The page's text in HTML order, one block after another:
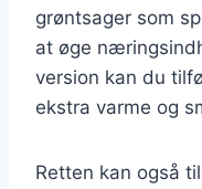
grøntsager som
at øge
version kan du
ekstra varme og
Retten kan også